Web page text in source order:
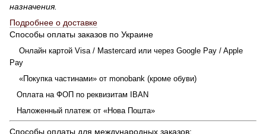
назначения.
Подробнее о доставке
Способы оплаты заказов по Украине
Онлайн картой Visa / Mastercard или через Google Pay / Apple
Pay
«Покупка частинами» от monobank (кроме обуви)
Оплата на ФОП по реквизитам IBAN
Наложенный платеж от «Нова Пошта»
Способы оплаты для международных заказов: